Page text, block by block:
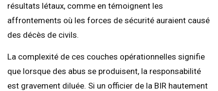
résultats létaux, comme en témoignent les
affrontements où les forces de sécurité auraient causé
des décès de civils.
La complexité de ces couches opérationnelles signifie
que lorsque des abus se produisent, la responsabilité
est gravement diluée. Si un officier de la BIR hautement